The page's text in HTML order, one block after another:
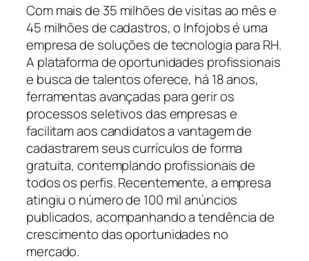
Com mais de 35 milhões de visitas ao mês e
45 milhões de cadastros, o Infojobs é uma
empresa de soluções de tecnologia para RH.
A plataforma de oportunidades profissionais
e busca de talentos oferece, há 18 anos,
ferramentas avançadas para gerir os
processos seletivos das empresas e
facilitam aos candidatos a vantagem de
cadastrarem seus currículos de forma
gratuita, contemplando profissionais de
todos os perfis. Recentemente, a empresa
atingiu o número de 100 mil anúncios
publicados, acompanhando a tendência de
crescimento das oportunidades no
mercado.